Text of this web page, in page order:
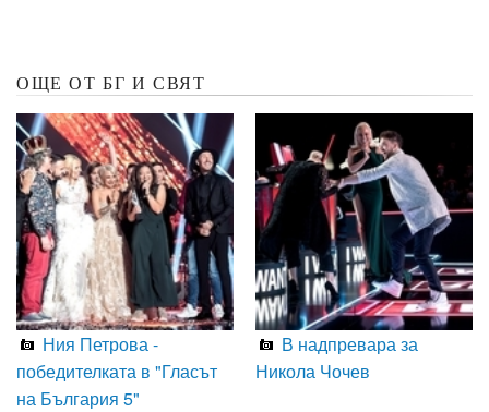
ОЩЕ ОТ БГ И СВЯТ
Ния Петрова -
победителката в "Гласът
на България 5"
В надпревара за
Никола Чочев